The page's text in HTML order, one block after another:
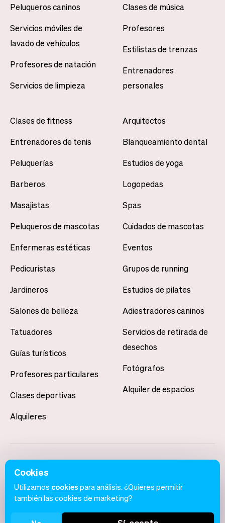
Peluqueros caninos
Servicios móviles de
lavado de vehículos
Profesores de natación
Servicios de limpieza
Clases de música
Profesores
Estilistas de trenzas
Entrenadores
personales
Clases de fitness
Entrenadores de tenis
Peluquerías
Barberos
Masajistas
Peluqueros de mascotas
Enfermeras estéticas
Pedicuristas
Jardineros
Salones de belleza
Tatuadores
Guías turísticos
Profesores particulares
Clases deportivas
Alquileres
Arquitectos
Blanqueamiento dental
Estudios de yoga
Logopedas
Spas
Cuidados de mascotas
Eventos
Grupos de running
Estudios de pilates
Adiestradores caninos
Servicios de retirada de
desechos
Fotógrafos
Alquiler de espacios
Español
Cookies
Utilizamos cookies para análisis. ¿Quieres permitir
también las cookies de marketing?